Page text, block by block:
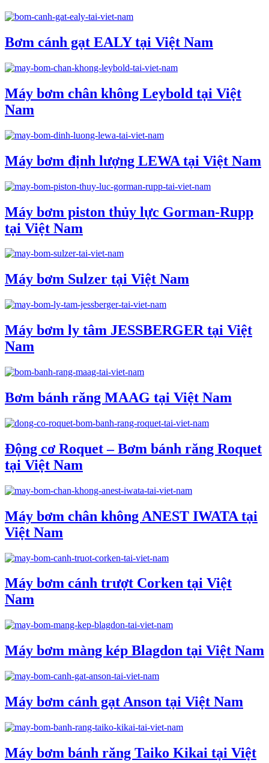
Bơm cánh gạt EALY tại Việt Nam
Máy bơm chân không Leybold tại Việt
Nam
Máy bơm định lượng LEWA tại Việt Nam
Máy bơm piston thủy lực Gorman-Rupp
tại Việt Nam
Máy bơm Sulzer tại Việt Nam
Máy bơm ly tâm JESSBERGER tại Việt
Nam
Bơm bánh răng MAAG tại Việt Nam
Động cơ Roquet – Bơm bánh răng Roquet
tại Việt Nam
Máy bơm chân không ANEST IWATA tại
Việt Nam
Máy bơm cánh trượt Corken tại Việt
Nam
Máy bơm màng kép Blagdon tại Việt Nam
Máy bơm cánh gạt Anson tại Việt Nam
Máy bơm bánh răng Taiko Kikai tại Việt